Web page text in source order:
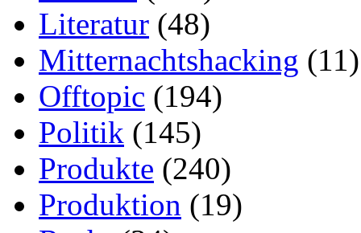
Literatur (48)
Mitternachtshacking (11)
Offtopic (194)
Politik (145)
Produkte (240)
Produktion (19)